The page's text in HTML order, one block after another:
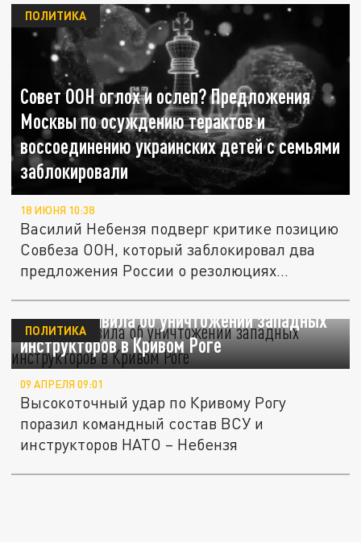
Совет ООН оглох и ослеп? Предложения
Москвы по осуждению терактов и
воссоединению украинских детей с семьями
заблокировали
ПОЛИТИКА
18 ИЮНЯ 10:38
Василий Небензя подверг критике позицию
Совбеза ООН, который заблокировал два
предложения России о резолюциях...
Москва заявила об уничтожении западных
инструкторов в Кривом Роге
ПОЛИТИКА
09 АПРЕЛЯ 09:01
Высокоточный удар по Кривому Рогу
поразил командный состав ВСУ и
инструкторов НАТО – Небензя